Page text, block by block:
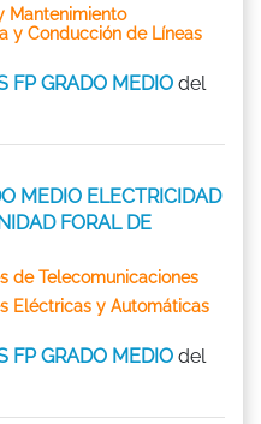
Mantenimiento
y Conducción de Líneas
FP GRADO MEDIO del
MEDIO ELECTRICIDAD
FORAL DE
de Telecomunicaciones
Eléctricas y Automáticas
FP GRADO MEDIO del